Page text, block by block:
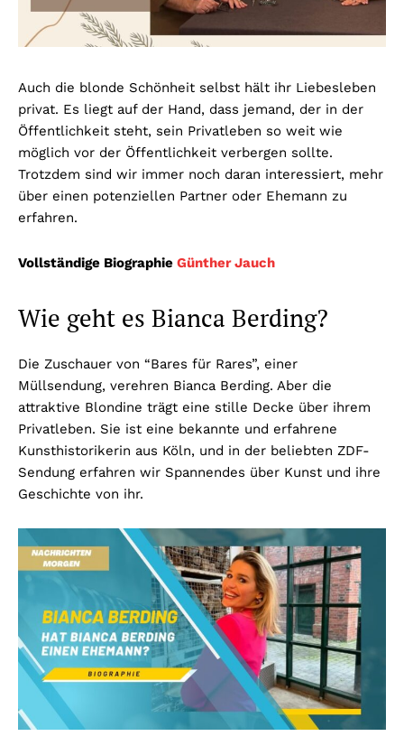
Auch die blonde Schönheit selbst hält ihr Liebesleben
privat. Es liegt auf der Hand, dass jemand, der in der
Öffentlichkeit steht, sein Privatleben so weit wie
möglich vor der Öffentlichkeit verbergen sollte.
Trotzdem sind wir immer noch daran interessiert, mehr
über einen potenziellen Partner oder Ehemann zu
erfahren.
Vollständige Biographie Günther Jauch
Wie geht es Bianca Berding?
Die Zuschauer von “Bares für Rares”, einer
Müllsendung, verehren Bianca Berding. Aber die
attraktive Blondine trägt eine stille Decke über ihrem
Privatleben. Sie ist eine bekannte und erfahrene
Kunsthistorikerin aus Köln, und in der beliebten ZDF-
Sendung erfahren wir Spannendes über Kunst und ihre
Geschichte von ihr.